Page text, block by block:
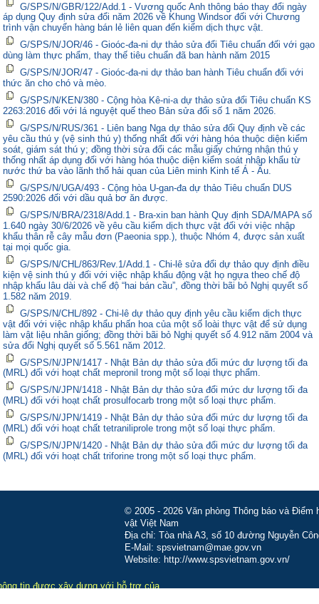
G/SPS/N/GBR/122/Add.1 - Vương quốc Anh thông báo thay đổi ngày
áp dụng Quy định sửa đổi năm 2026 về Khung Windsor đối với Chương
trình vận chuyển hàng bán lẻ liên quan đến kiểm dịch thực vật.
G/SPS/N/JOR/46 - Gioóc-đa-ni dự thảo sửa đổi Tiêu chuẩn đối với gạo
dùng làm thực phẩm, thay thế tiêu chuẩn đã ban hành năm 2015
G/SPS/N/JOR/47 - Gioóc-đa-ni dự thảo ban hành Tiêu chuẩn đối với
thức ăn cho chó và mèo.
G/SPS/N/KEN/380 - Cộng hòa Kê-ni-a dự thảo sửa đổi Tiêu chuẩn KS
2263:2016 đối với lá nguyệt quế theo Bản sửa đổi số 1 năm 2026.
G/SPS/N/RUS/361 - Liên bang Nga dự thảo sửa đổi Quy định về các
yêu cầu thú y (vệ sinh thú y) thống nhất đối với hàng hóa thuộc diện kiểm
soát, giám sát thú y; đồng thời sửa đổi các mẫu giấy chứng nhận thú y
thống nhất áp dụng đối với hàng hóa thuộc diện kiểm soát nhập khẩu từ
nước thứ ba vào lãnh thổ hải quan của Liên minh Kinh tế Á - Âu.
G/SPS/N/UGA/493 - Cộng hòa U-gan-đa dự thảo Tiêu chuẩn DUS
2590:2026 đối với dầu quả bơ ăn được.
G/SPS/N/BRA/2318/Add.1 - Bra-xin ban hành Quy định SDA/MAPA số
1.640 ngày 30/6/2026 về yêu cầu kiểm dịch thực vật đối với việc nhập
khẩu thân rễ cây mẫu đơn (Paeonia spp.), thuộc Nhóm 4, được sản xuất
tại mọi quốc gia.
G/SPS/N/CHL/863/Rev.1/Add.1 - Chi-lê sửa đổi dự thảo quy định điều
kiện vệ sinh thú y đối với việc nhập khẩu động vật họ ngựa theo chế độ
nhập khẩu lâu dài và chế độ “hai bán cầu”, đồng thời bãi bỏ Nghị quyết số
1.582 năm 2019.
G/SPS/N/CHL/892 - Chi-lê dự thảo quy định yêu cầu kiểm dịch thực
vật đối với việc nhập khẩu phấn hoa của một số loài thực vật để sử dụng
làm vật liệu nhân giống; đồng thời bãi bỏ Nghị quyết số 4.912 năm 2004 và
sửa đổi Nghị quyết số 5.561 năm 2012.
G/SPS/N/JPN/1417 - Nhật Bản dự thảo sửa đổi mức dư lượng tối đa
(MRL) đối với hoạt chất mepronil trong một số loại thực phẩm.
G/SPS/N/JPN/1418 - Nhật Bản dự thảo sửa đổi mức dư lượng tối đa
(MRL) đối với hoạt chất prosulfocarb trong một số loại thực phẩm.
G/SPS/N/JPN/1419 - Nhật Bản dự thảo sửa đổi mức dư lượng tối đa
(MRL) đối với hoạt chất tetraniliprole trong một số loại thực phẩm.
G/SPS/N/JPN/1420 - Nhật Bản dự thảo sửa đổi mức dư lượng tối đa
(MRL) đối với hoạt chất triforine trong một số loại thực phẩm.
© 2005 - 2026 Văn phòng Thông báo và
vật Việt Nam
Địa chỉ: Tòa nhà A3, số 10 đường Nguyễn
E-Mail: spsvietnam@mae.gov.vn
Website: http://www.spsvietnam.gov.vn/
tin được xây dựng với hỗ trợ của